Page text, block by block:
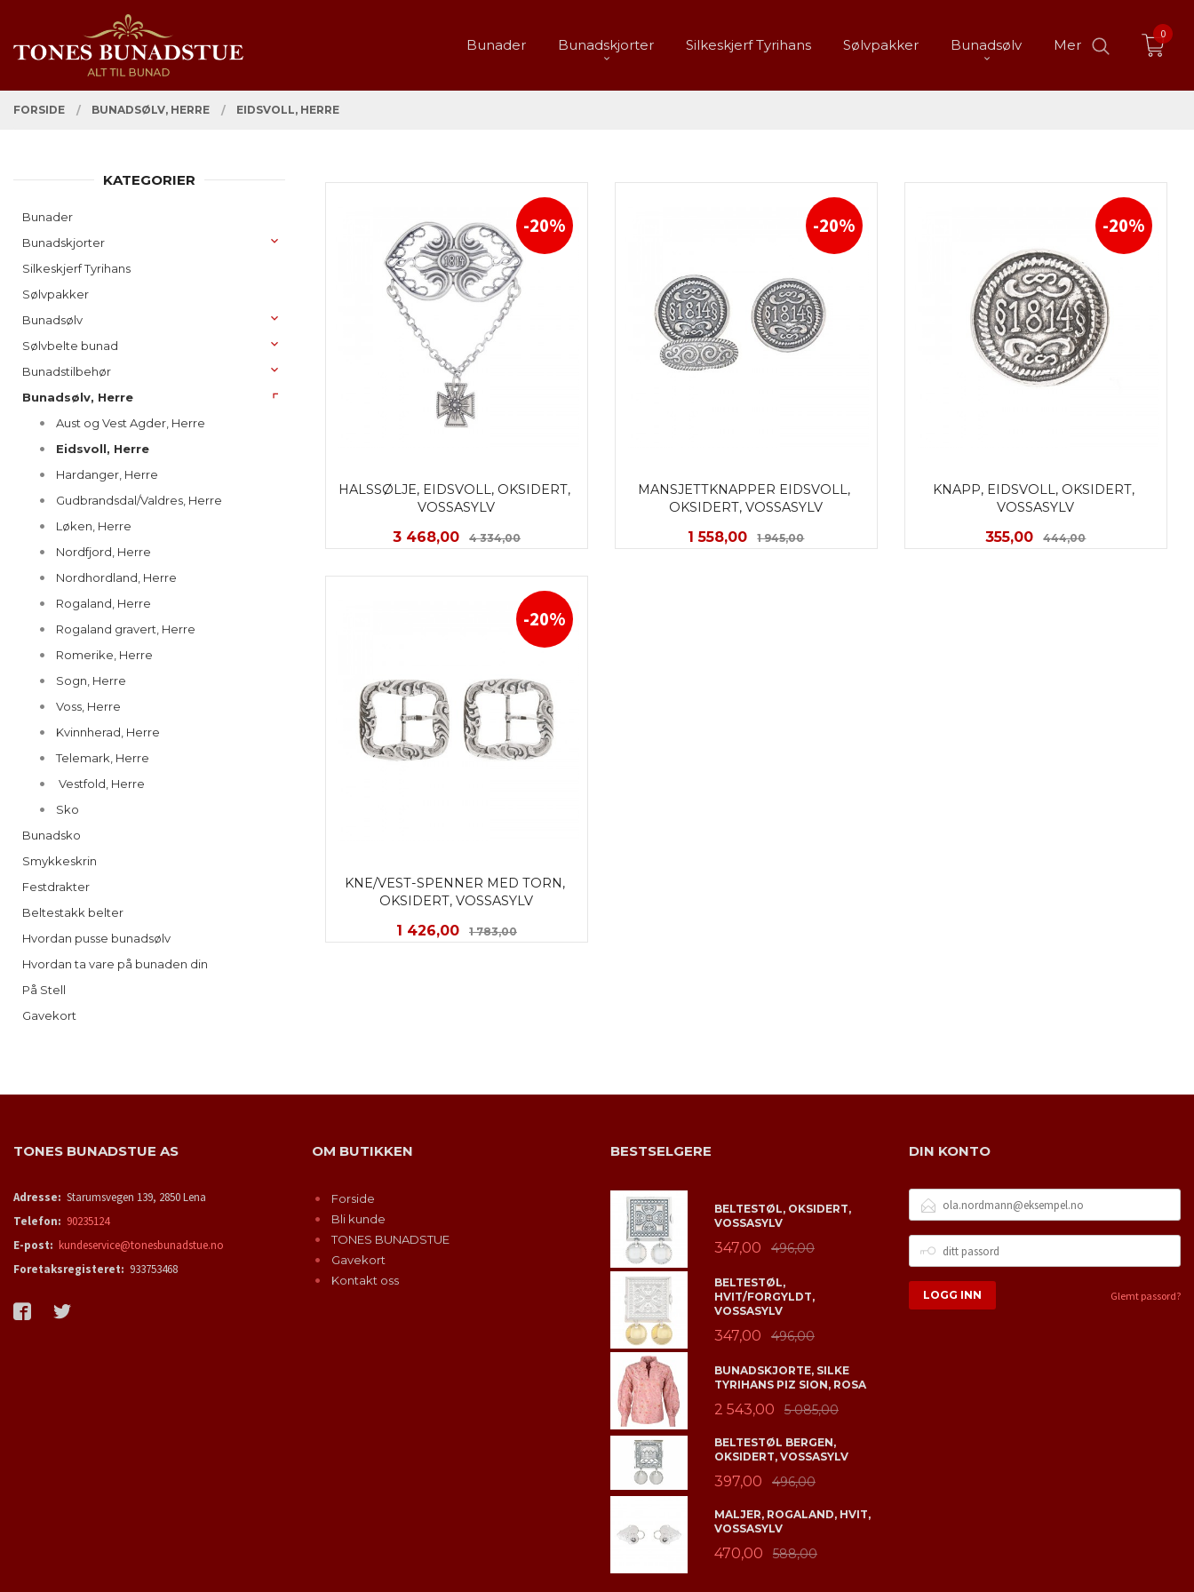
innholdet
PRODUKTER
Bunader Bunadskjorter Silkeskjerf Tyrihans Sølvpakker Bunadsølv Mer
0
FORSIDE BUNADSØLV, HERRE EIDSVOLL, HERRE
HALSSØLJE, EIDSVOLL, OKSIDERT,
VOSSASYLV
Tilbud
3 468,00 4 334,00Rabatt
-20%
MANSJETTKNAPPER EIDSVOLL,
OKSIDERT, VOSSASYLV
Tilbud
1 558,00 1 945,00Rabatt
-20%
KNAPP, EIDSVOLL, OKSIDERT,
VOSSASYLV
Tilbud
355,00 444,00Rabatt
-20%
KNE/VEST-SPENNER MED TORN,
OKSIDERT, VOSSASYLV
Tilbud
1 426,00 1 783,00Rabatt
-20%
KATEGORIER
Bunader
Bunadskjorter
Silkeskjerf Tyrihans
Sølvpakker
Bunadsølv
Sølvbelte bunad
Bunadstilbehør
Bunadsølv, Herre
Aust og Vest Agder, Herre
Eidsvoll, Herre
Hardanger, Herre
Gudbrandsdal/Valdres, Herre
Løken, Herre
Nordfjord, Herre
Nordhordland, Herre
Rogaland, Herre
Rogaland gravert, Herre
Romerike, Herre
Sogn, Herre
Voss, Herre
Kvinnherad, Herre
Telemark, Herre
Vestfold, Herre
Sko
Bunadsko
Smykkeskrin
Festdrakter
Beltestakk belter
Hvordan pusse bunadsølv
Hvordan ta vare på bunaden din
På Stell
Gavekort
TONES BUNADSTUE AS
Adresse: Starumsvegen 139, 2850 Lena
Telefon: 90235124
E-post: kundeservice@tonesbunadstue.no
Foretaksregisteret: 933753468
OM BUTIKKEN
Forside
Bli kunde
TONES BUNADSTUE
Gavekort
Kontakt oss
BESTSELGERE
BELTESTØL, OKSIDERT,
VOSSASYLV
347,00 496,00
BELTESTØL,
HVIT/FORGYLDT,
VOSSASYLV
347,00 496,00
BUNADSKJORTE, SILKE
TYRIHANS PIZ SION, ROSA
2 543,00 5 085,00
BELTESTØL BERGEN,
OKSIDERT, VOSSASYLV
397,00 496,00
MALJER, ROGALAND, HVIT,
VOSSASYLV
470,00 588,00
DIN KONTO
POSTADRESSE
PASSORD
Glemt passord?